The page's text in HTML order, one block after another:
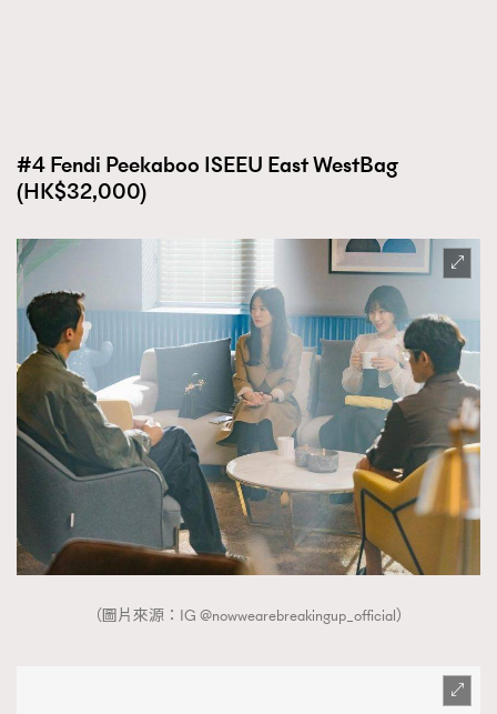
#4 Fendi Peekaboo ISEEU East WestBag
(HK$32,000)
（圖片來源：IG @nowwearebreakingup_official）